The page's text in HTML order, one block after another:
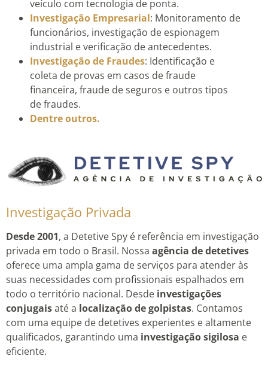
veículo com tecnologia de ponta.
Investigação Empresarial: Monitoramento de
funcionários, investigação de espionagem
industrial e verificação de antecedentes.
Investigação de Fraudes: Identificação e
coleta de provas em casos de fraude
financeira, fraude de seguros e outros tipos
de fraudes.
Dentre outros.
Investigação Privada
Desde 2001, a Detetive Spy é referência em investigação
privada em todo o Brasil. Nossa agência de detetives
oferece uma ampla gama de serviços para atender às
suas necessidades com profissionais espalhados em
todo o território nacional. Desde investigações
conjugaisaté a localização de golpistas. Contamos
com uma equipe de detetives experientes e altamente
qualificados, garantindo uma investigação sigilosa e
eficiente.